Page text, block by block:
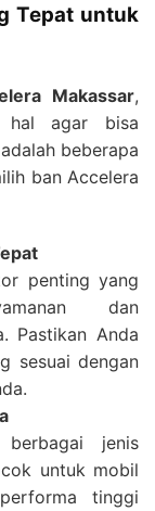
Tepat untuk
Makassar,
hal agar bisa
beberapa
ban Accelera
penting yang
dan
Pastikan Anda
sesuai dengan
berbagai jenis
untuk mobil
tinggi